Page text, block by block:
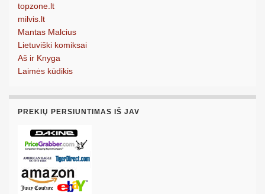
topzone.lt
milvis.lt
Mantas Malcius
Lietuviški komiksai
Aš ir Knyga
Laimės kūdikis
PREKIŲ PERSIUNTIMAS IŠ JAV